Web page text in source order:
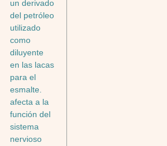
un derivado
del petróleo
utilizado
como
diluyente
en las lacas
para el
esmalte.
afecta a la
función del
sistema
nervioso